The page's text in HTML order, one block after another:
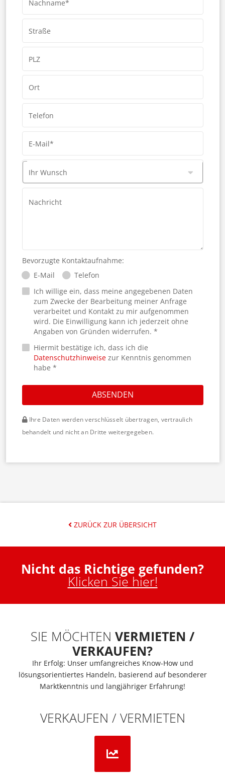
Nachname*
Straße
PLZ
Ort
Telefon
E-Mail*
Ihr Wunsch
Nachricht
Bevorzugte Kontaktaufnahme:
E-Mail
Telefon
Ich willige ein, dass meine angegebenen Daten
zum Zwecke der Bearbeitung meiner Anfrage
verarbeitet und Kontakt zu mir aufgenommen
wird. Die Einwilligung kann ich jederzeit ohne
Angaben von Gründen widerrufen. *
Hiermit bestätige ich, dass ich die
Datenschutzhinweisezur Kenntnis genommen
habe *
ABSENDEN
Ihre Daten werden verschlüsselt übertragen, vertraulich
behandelt und nicht an Dritte weitergegeben.
ZURÜCK ZUR ÜBERSICHT
Nicht das Richtige gefunden?
Klicken Sie hier!
SIE MÖCHTEN VERMIETEN /
VERKAUFEN?
Ihr Erfolg: Unser umfangreiches Know-How und
lösungsorientiertes Handeln, basierend auf besonderer
Marktkenntnis und langjähriger Erfahrung!
VERKAUFEN / VERMIETEN